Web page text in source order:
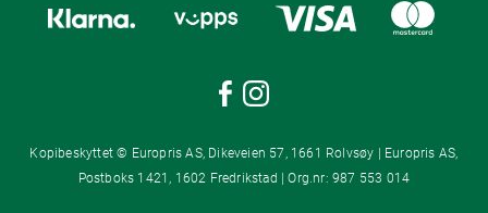
Kopibeskyttet © Europris AS, Dikeveien 57, 1661 Rolvsøy | Europris AS,
Postboks 1421, 1602 Fredrikstad | Org.nr: 987 553 014